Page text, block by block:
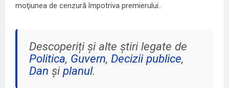
moţiunea de cenzură împotriva premierului..
Descoperiți și alte știri legate de
Politica, Guvern, Decizii publice,
Dan șiplanul.